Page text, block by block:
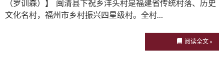
（罗训森）】 闽清县下祝乡洋头村是福建省传统村落、历史
文化名村，福州市乡村振兴四星级村。全村…
阅读全文 »